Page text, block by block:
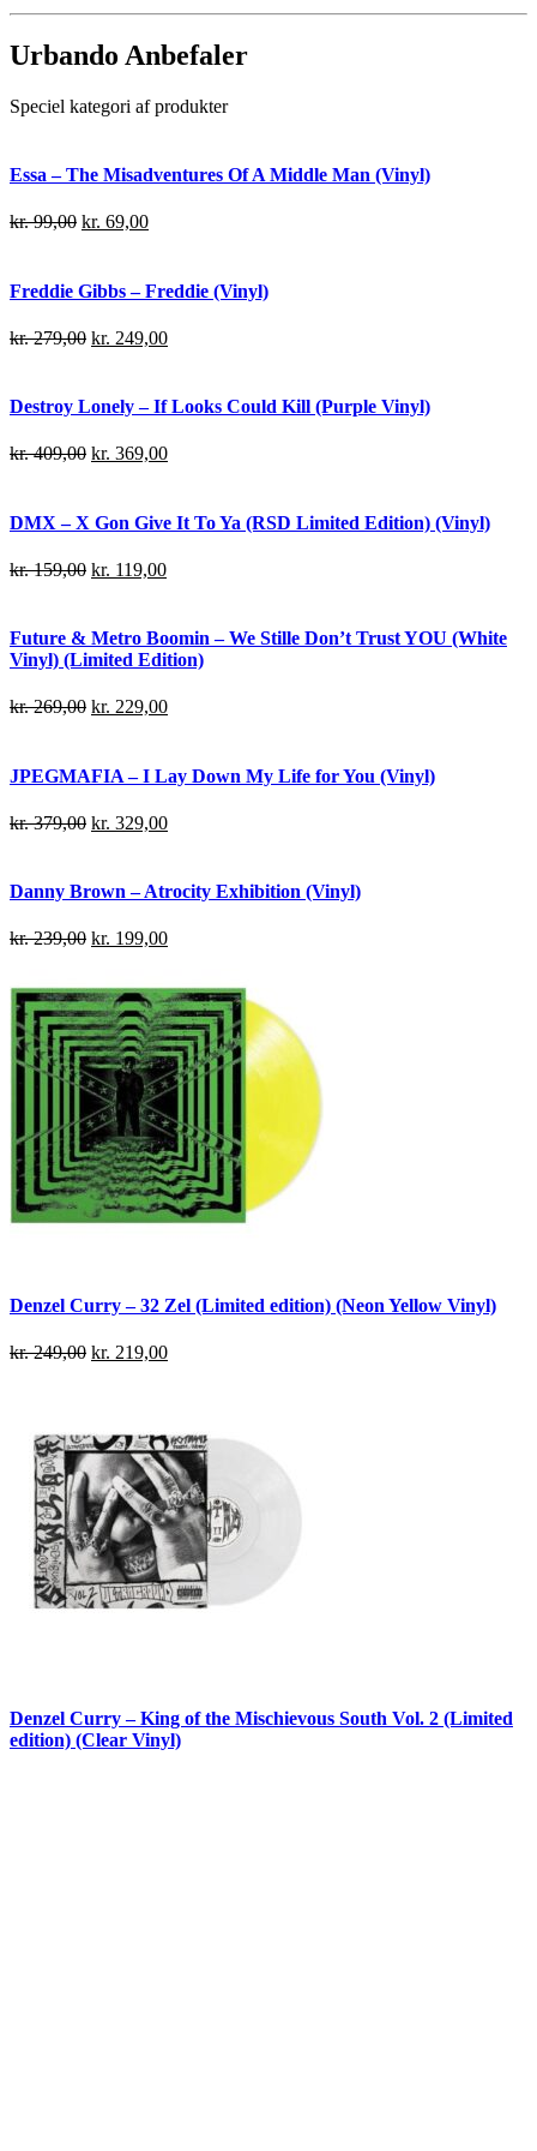
Urbando Anbefaler
Speciel kategori af produkter
Essa – The Misadventures Of A Middle Man (Vinyl)
kr.99,00 kr. 69,00
Freddie Gibbs – Freddie (Vinyl)
kr.279,00 kr. 249,00
Destroy Lonely – If Looks Could Kill (Purple Vinyl)
kr.409,00 kr. 369,00
DMX – X Gon Give It To Ya (RSD Limited Edition) (Vinyl)
kr.159,00 kr. 119,00
Future & Metro Boomin – We Stille Don’t Trust YOU (White
Vinyl) (Limited Edition)
kr.269,00 kr. 229,00
JPEGMAFIA – I Lay Down My Life for You (Vinyl)
kr.379,00 kr. 329,00
Danny Brown – Atrocity Exhibition (Vinyl)
kr.239,00 kr. 199,00
Denzel Curry – 32 Zel (Limited edition) (Neon Yellow Vinyl)
kr.249,00 kr. 219,00
Denzel Curry – King of the Mischievous South Vol. 2 (Limited
edition) (Clear Vinyl)